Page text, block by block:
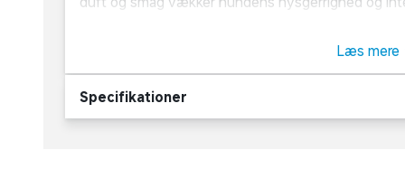
hundetræning. Giv Beef Stick fra Vitakraft til din
emballagen.
Læs mere
Specifikationer